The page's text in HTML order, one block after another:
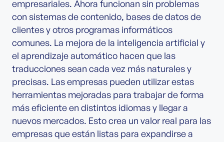
empresariales. Ahora funcionan sin problemas
con sistemas de contenido, bases de datos de
clientes y otros programas informáticos
comunes. La mejora de la inteligencia artificial y
el aprendizaje automático hacen que las
traducciones sean cada vez más naturales y
precisas. Las empresas pueden utilizar estas
herramientas mejoradas para trabajar de forma
más eficiente en distintos idiomas y llegar a
nuevos mercados. Esto crea un valor real para las
empresas que están listas para expandirse a